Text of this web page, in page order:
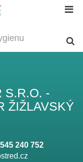
S.R.O. -
ŽIŽLAVSKÝ
240 752